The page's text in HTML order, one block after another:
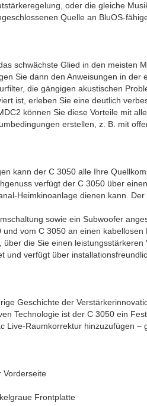
oder die gleiche
Quelle an BluOS-
schwächste Glied in den
Sie dann den Anweisungen in
die gängigen akustischen
ist, erleben Sie eine deutlich
können Sie diese Vorteile mit
erstellen, z. B. mit
kann der C 3050 alle Ihre
verfügt der C 3050 über
Heimkinoanlage dienen kann.
sowie ein Subwoofer
vom C 3050 an einen
die Sie einen
verfügt über
Geschichte der
Technologie ist der C 3050 ein
Live-Raumkorrektur hinzuzufügen
Vorderseite
Frontplatte